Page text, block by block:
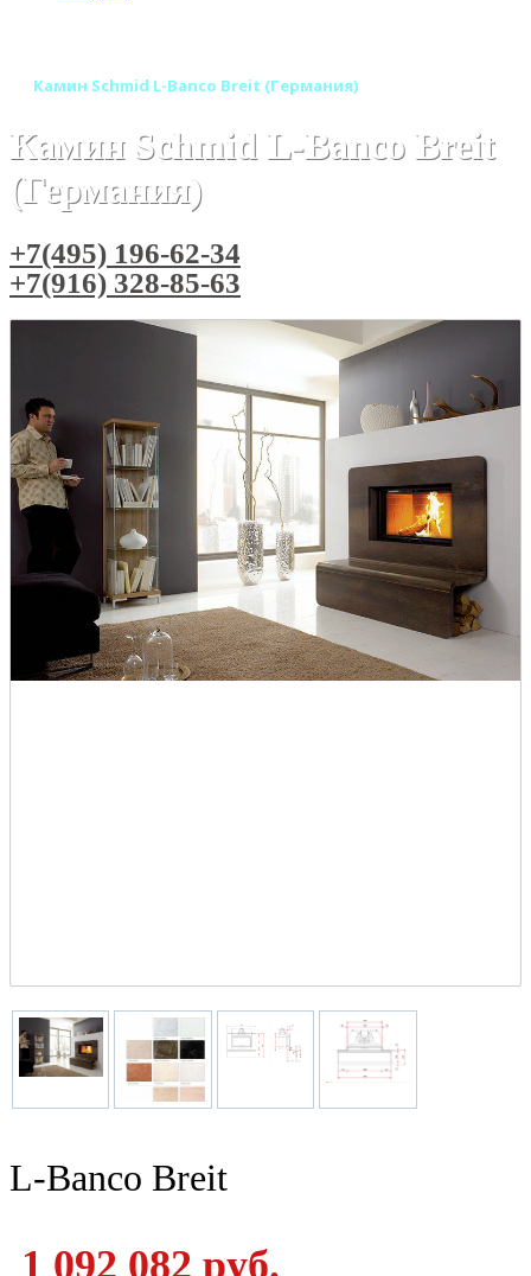
Камин Schmid L-Banco Breit (Германия)
Камин Schmid L-Banco Breit
(Германия)
+7(495) 196-62-34
+7(916) 328-85-63
L-Banco Breit
1 092 082 руб.